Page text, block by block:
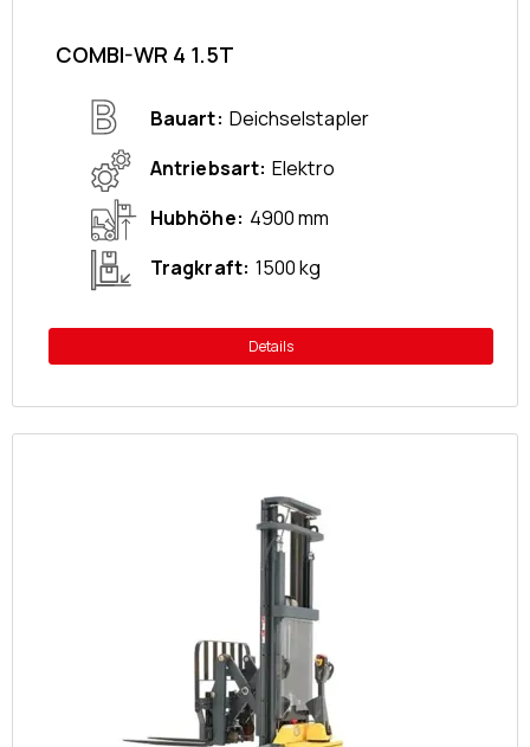
COMBI-WR 4 1.5T
Bauart Deichselstapler
Antriebsart Elektro
Hubhöhe 4900 mm
Tragkraft 1500 kg
Details